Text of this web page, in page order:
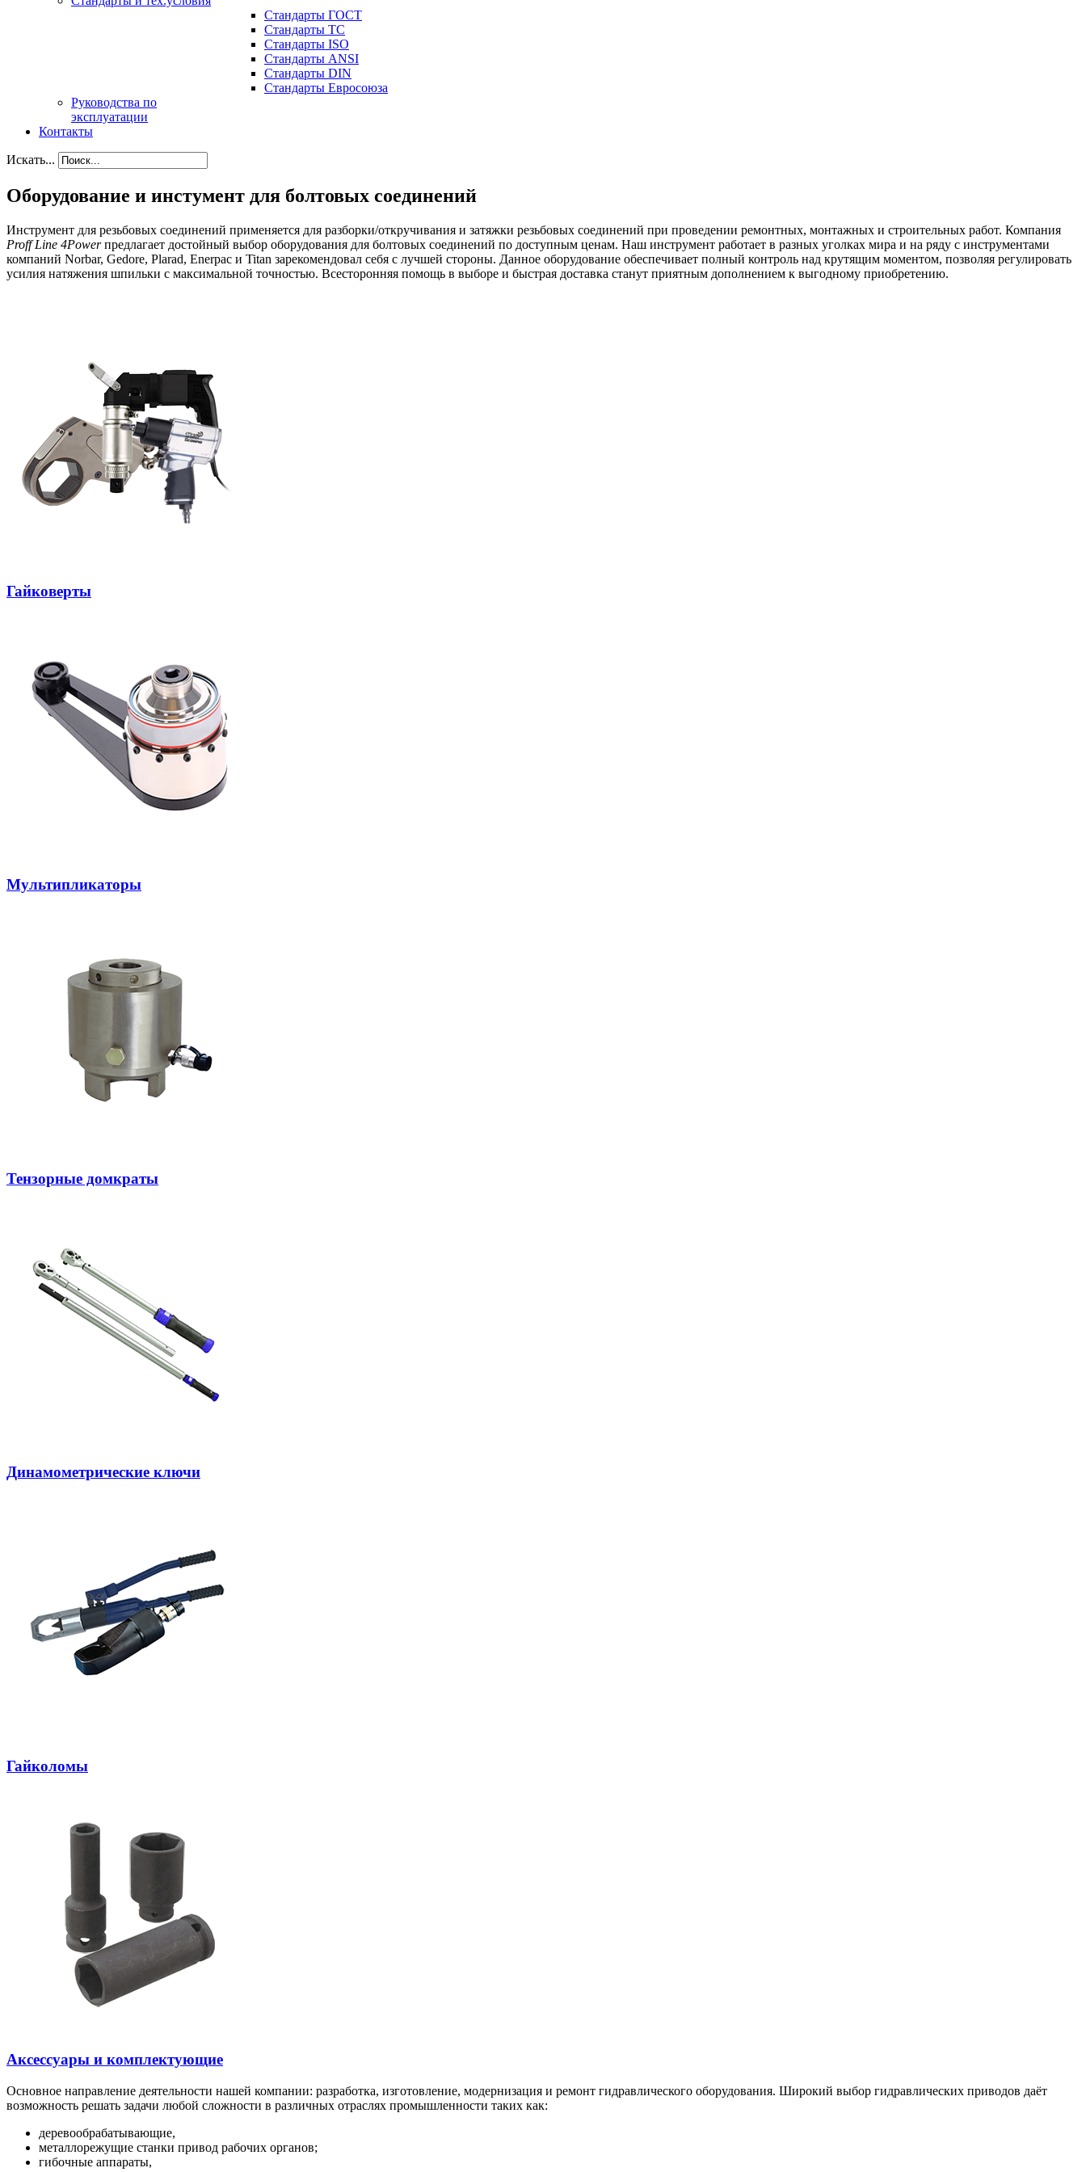
Стандарты ГОСТ
Стандарты ТС
Стандарты ISO
Стандарты ANSI
Стандарты DIN
Стандарты Евросоюза
Руководства по
эксплуатации
Контакты
Искать...
Оборудование и инстумент для болтовых соединений
Инструмент для резьбовых соединений применяется для разборки/откручивания и затяжки резьбовых соединений при проведении ремонтных, монтажных и строительных работ. Компания
Proff Line 4Powerпредлагает достойный выбор оборудования для болтовых соединений по доступным ценам. Наш инструмент работает в разных уголках мира и на ряду с инструментами
компаний Norbar, Gedore, Plarad, Enerpac и Titan зарекомендовал себя с лучшей стороны. Данное оборудование обеспечивает полный контроль над крутящим моментом, позволяя регулировать
усилия натяжения шпильки с максимальной точностью. Всесторонняя помощь в выборе и быстрая доставка станут приятным дополнением к выгодному приобретению.
Гайковерты
Мультипликаторы
Тензорные домкраты
Динамометрические ключи
Гайколомы
Аксессуары и комплектующие
Основное направление деятельности нашей компании: разработка, изготовление, модернизация и ремонт гидравлического оборудования. Широкий выбор гидравлических приводов даёт
возможность решать задачи любой сложности в различных отраслях промышленности таких как:
деревообрабатывающие,
металлорежущие станки привод рабочих органов;
гибочные аппараты,